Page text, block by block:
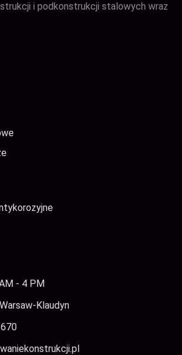
i podkonstrukcji stalowych wraz
- 4 PM
Klaudyn